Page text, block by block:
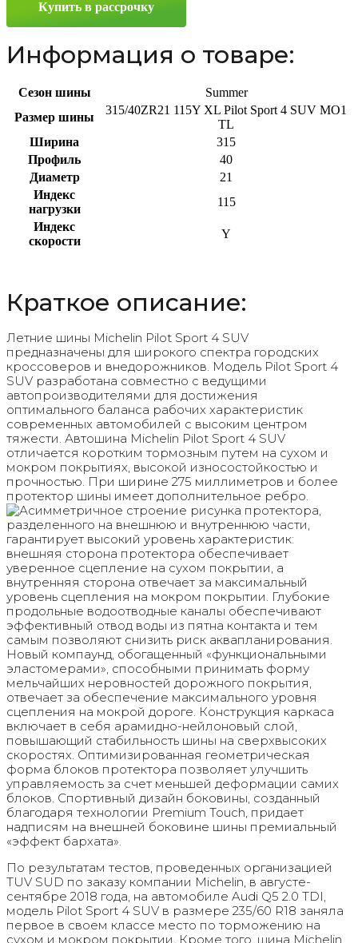
ZR21
Купить в рассрочку
Информация о товаре:
Сезон шины
Summer
Размер шины
315/40ZR21 115Y XL Pilot Sport 4 SUV MO1
TL
Ширина
315
Профиль
40
Диаметр
21
Индекс
нагрузки
115
Индекс
скорости
Y
Краткое описание:
Летние шины Michelin Pilot Sport 4 SUV
предназначены для широкого спектра городских
кроссоверов и внедорожников. Модель Pilot Sport 4
SUV разработана совместно с ведущими
автопроизводителями для достижения
оптимального баланса рабочих характеристик
современных автомобилей с высоким центром
тяжести. Автошина Michelin Pilot Sport 4 SUV
отличается коротким тормозным путем на сухом и
мокром покрытиях, высокой износостойкостью и
прочностью. При ширине 275 миллиметров и более
протектор шины имеет дополнительное ребро.
Асимметричное строение рисунка протектора,
разделенного на внешнюю и внутреннюю части,
гарантирует высокий уровень характеристик:
внешняя сторона протектора обеспечивает
уверенное сцепление на сухом покрытии, а
внутренняя сторона отвечает за максимальный
уровень сцепления на мокром покрытии. Глубокие
продольные водоотводные каналы обеспечивают
эффективный отвод воды из пятна контакта и тем
самым позволяют снизить риск аквапланирования.
Новый компаунд, обогащенный «функциональными
эластомерами», способными принимать форму
мельчайших неровностей дорожного покрытия,
отвечает за обеспечение максимального уровня
сцепления на мокрой дороге. Конструкция каркаса
включает в себя арамидно-нейлоновый слой,
повышающий стабильность шины на сверхвысоких
скоростях. Оптимизированная геометрическая
форма блоков протектора позволяет улучшить
управляемость за счет меньшей деформации самих
блоков. Спортивный дизайн боковины, созданный
благодаря технологии Premium Touch, придает
надписям на внешней боковине шины премиальный
«эффект бархата».
По результатам тестов, проведенных организацией
TUV SUD по заказу компании Michelin, в августе-
сентябре 2018 года, на автомобиле Audi Q5 2.0 TDI,
модель Pilot Sport 4 SUV в размере 235/60 R18 заняла
первое в своем классе место по торможению на
сухом и мокром покрытии. Кроме того, шина Michelin